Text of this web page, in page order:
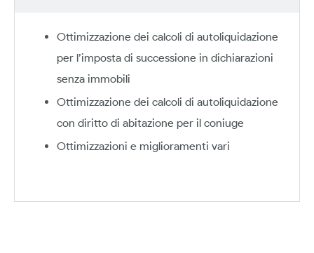
Ottimizzazione dei calcoli di autoliquidazione
per l’imposta di successione in dichiarazioni
senza immobili
Ottimizzazione dei calcoli di autoliquidazione
con diritto di abitazione per il coniuge
Ottimizzazioni e miglioramenti vari